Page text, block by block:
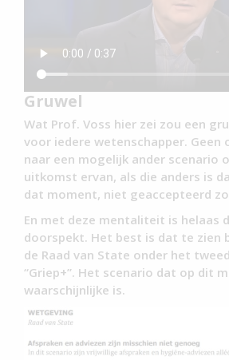
Gruwel
Wat Prof. Voss hier zei zou een
voor iedere wetenschapper. Geen
naar een mogelijk ander scenario
uitkomst ervan, als die anders is
dat moment, niet geaccepteerd
En met deze mentaliteit is helaas
doorspekt. Het best is dat te zien
de Raad van State onder het
“Griep+”. Het scenario dat op dit
waarschijnlijke is.